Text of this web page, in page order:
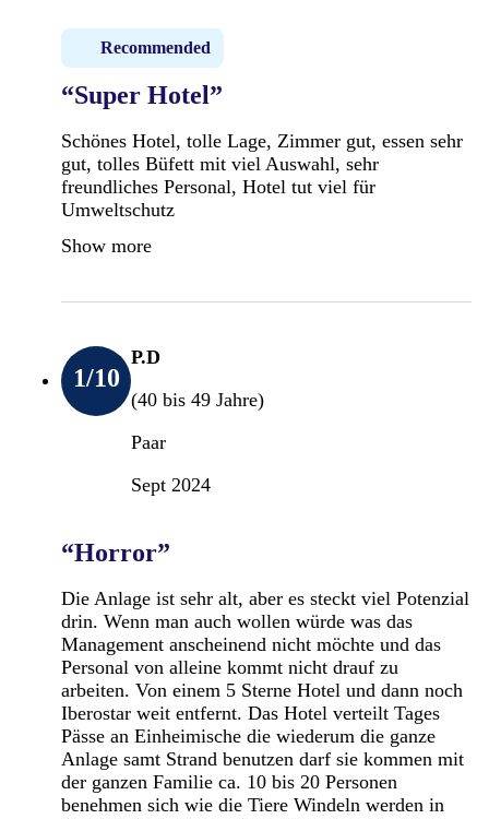
Recommended
“Super Hotel”
Schönes Hotel, tolle Lage, Zimmer gut, essen sehr
gut, tolles Büfett mit viel Auswahl, sehr
freundliches Personal, Hotel tut viel für
Umweltschutz
Show more
1/10
P.D
(40 bis 49 Jahre)
Paar
Sept 2024
“Horror”
Die Anlage ist sehr alt, aber es steckt viel Potenzial
drin. Wenn man auch wollen würde was das
Management anscheinend nicht möchte und das
Personal von alleine kommt nicht drauf zu
arbeiten. Von einem 5 Sterne Hotel und dann noch
Iberostar weit entfernt. Das Hotel verteilt Tages
Pässe an Einheimische die wiederum die ganze
Anlage samt Strand benutzen darf sie kommen mit
der ganzen Familie ca. 10 bis 20 Personen
benehmen sich wie die Tiere Windeln werden in